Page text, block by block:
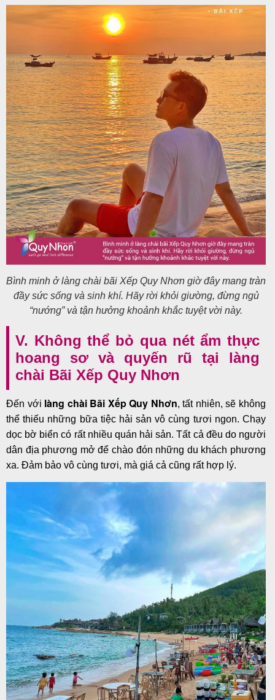
Bình minh ở làng chài bãi Xếp Quy Nhơn giờ đây mang tràn
đầy sức sống và sinh khí. Hãy rời khỏi giường, đừng ngủ
“nướng” và tận hưởng khoảnh khắc tuyệt vời này.
V. Không thể bỏ qua nét ẩm thực
hoang sơ và quyến rũ tại làng
chài Bãi Xếp Quy Nhơn
Đến với làng chài Bãi Xếp Quy Nhơn, tất nhiên, sẽ không
thể thiếu những bữa tiệc hải sản vô cùng tươi ngon. Chạy
dọc bờ biển có rất nhiều quán hải sản. Tất cả đều do người
dân địa phương mở để chào đón những du khách phương
xa. Đảm bảo vô cùng tươi, mà giá cả cũng rất hợp lý.